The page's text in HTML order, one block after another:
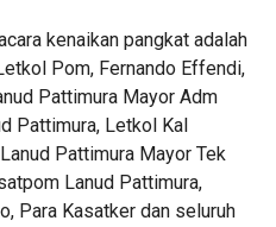
kenaikan pangkat adalah
Pom, Fernando Effendi,
Pattimura Mayor Adm
Pattimura, Letkol Kal
Pattimura Mayor Tek
Lanud Pattimura,
Para Kasatker dan seluruh